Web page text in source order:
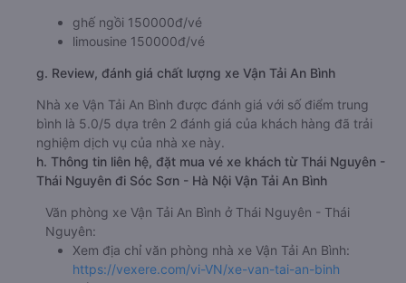
ghế ngồi 150000đ/vé
limousine 150000đ/vé
g. Review, đánh giá chất lượng xe Vận Tải An Bình
Nhà xe Vận Tải An Bình được đánh giá với số điểm trung
bình là 5.0/5 dựa trên 2 đánh giá của khách hàng đã trải
nghiệm dịch vụ của nhà xe này.
h. Thông tin liên hệ, đặt mua vé xe khách từ Thái Nguyên -
Thái Nguyên đi Sóc Sơn - Hà Nội Vận Tải An Bình
Văn phòng xe Vận Tải An Bình ở Thái Nguyên - Thái
Nguyên:
Xem địa chỉ văn phòng nhà xe Vận Tải An Bình:
https://vexere.com/vi-VN/xe-van-tai-an-binh